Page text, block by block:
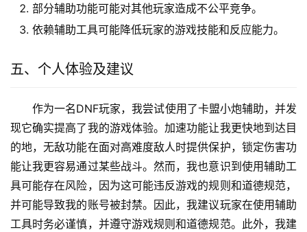
部分辅助功能可能对其他玩家造成不公平竞争。
依赖辅助工具可能降低玩家的游戏技能和反应能力。
五、个人体验及建议
作为一名DNF玩家，我尝试使用了卡盟小炮辅助，并发
现它确实提高了我的游戏体验。加速功能让我更快地到达目
的地，无敌功能在面对高难度敌人时提供保护，锁定伤害功
能让我更容易通过某些战斗。然而，我也意识到使用辅助工
具可能存在风险，因为这可能违反游戏的规则和道德规范，
并可能导致我的账号被封禁。因此，我建议玩家在使用辅助
工具时务必谨慎，并遵守游戏规则和道德规范。此外，我建